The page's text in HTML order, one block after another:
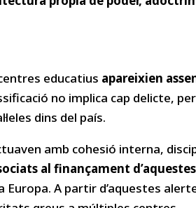
educatius apareixien
no implica cap delicte,
dins del país.
amb cohesió interna,
al finançament
A partir d’aquestes